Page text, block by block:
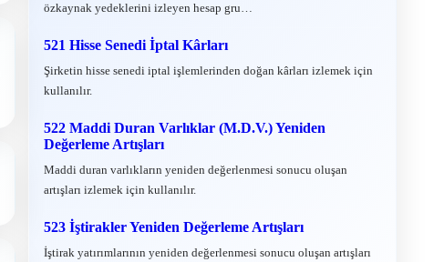
özkaynak yedeklerini izleyen hesap gru…
521 Hisse Senedi İptal Kârları
Şirketin hisse senedi iptal işlemlerinden doğan kârları izlemek için
kullanılır.
522 Maddi Duran Varlıklar (M.D.V.) Yeniden
Değerleme Artışları
Maddi duran varlıkların yeniden değerlenmesi sonucu oluşan
artışları izlemek için kullanılır.
523 İştirakler Yeniden Değerleme Artışları
İştirak yatırımlarının yeniden değerlenmesi sonucu oluşan artışları